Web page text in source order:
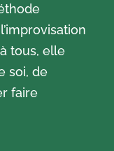
tous, elle
soi, de
faire